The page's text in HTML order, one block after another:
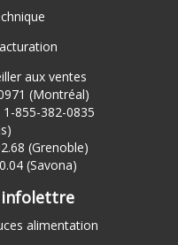
aux ventes
(Montréal)
855-382-0835
(Grenoble)
(Savona)
infolettre
alimentation